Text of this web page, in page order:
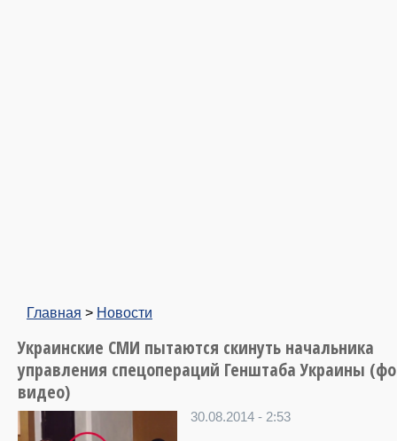
Главная > Новости
Украинские СМИ пытаются скинуть начальника
управления спецопераций Генштаба Украины
видео)
30.08.2014 - 2:53